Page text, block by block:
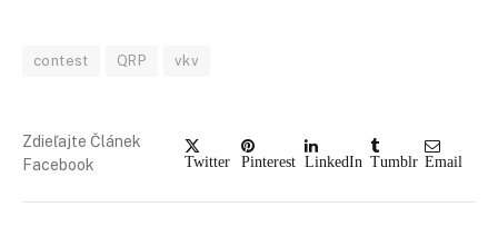
contest QRP vkv
Zdieľajte Článek
Facebook
Twitter Pinterest LinkedIn Tumblr Email